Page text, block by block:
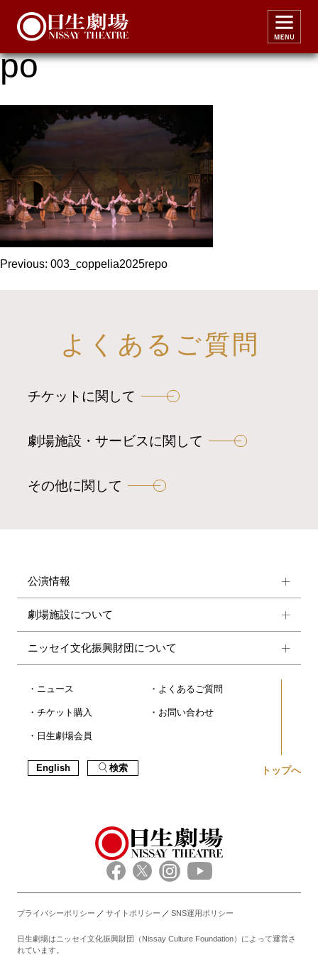
003_coppelia2025re
po
投
Previous: 003_coppelia2025repo
よくあるご質問
チケットに関して
劇場施設・サービスに関して
その他に関して
公演情報
劇場施設について
ニッセイ文化振興財団について
ニュース
チケット購入
日生劇場会員
よくあるご質問
お問い合わせ
English 検索 トップへ
日生劇場はニッセイ文化振興財団（Nissay Culture Foundation）によって運営さ
れています。
プライバシーポリシー サイトポリシー SNS運用ポリシー